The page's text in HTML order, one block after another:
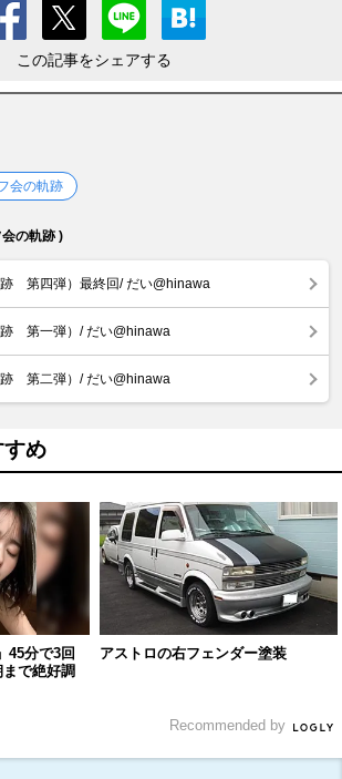
この記事をシェアする
会の軌跡
の軌跡 )
第四弾）最終回/ だい@hinawa
第一弾）/ だい@hinawa
第二弾）/ だい@hinawa
め
45分で3回
で絶好調
アストロの右フェンダー塗装
Recommended by